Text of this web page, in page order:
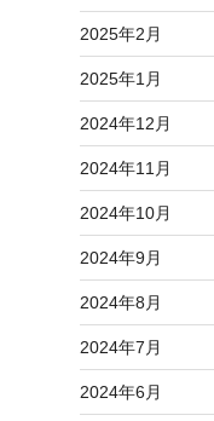
2025年2月
2025年1月
2024年12月
2024年11月
2024年10月
2024年9月
2024年8月
2024年7月
2024年6月